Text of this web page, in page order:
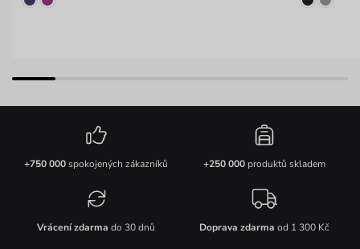
+750 000spokojených zákazníků +250 000produktů skladem
Vrácení zdarma do 30 dnů Doprava zdarma od 1 300 Kč